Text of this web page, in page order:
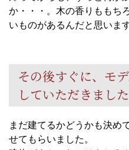
か・・・。木の香りももち
いものがあるんだと思います
その後すぐに、モ
していただきました
まだ建てるかどうかも決め
せてもらいました。